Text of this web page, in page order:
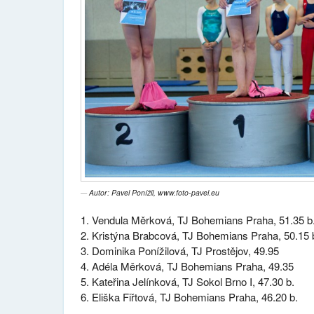
Autor: Pavel Ponížil, www.foto-pavel.eu
Vendula Měrková, TJ Bohemians Praha, 51.35
Kristýna Brabcová, TJ Bohemians Praha, 50.15
Dominika Ponížilová, TJ Prostějov, 49.95
Adéla Měrková, TJ Bohemians Praha, 49.35
Kateřina Jelínková, TJ Sokol Brno I, 47.30 b.
Eliška Fiřtová, TJ Bohemians Praha, 46.20 b.